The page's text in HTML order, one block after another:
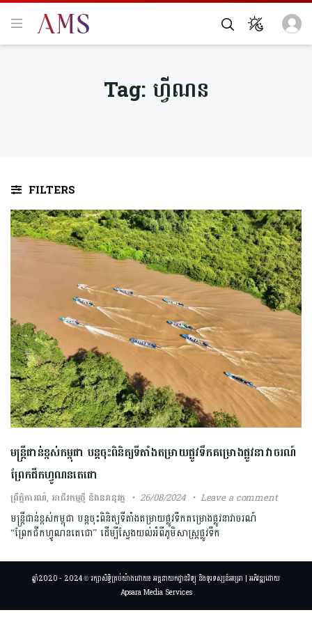
Tag: ហ្វីណន
FILTERS
មន្ត្រីជាន់ខ្ពស់កម្ពុជា បន្តចុះពិនិត្យទីតាំងតម្រាយផ្លូវទឹកគម្រោងផ្លូវនាវាចរណ៍
ព្រែកជីកហ្វូណនតេជោ
ព្រឹត្តិការណ៍, អាជីវកម្មថ្មី និងនវានុវត្ត 26/08/2024 Leave a comment
មន្ត្រីជាន់ខ្ពស់កម្ពុជា បន្តចុះពិនិត្យទីតាំងតម្រាយផ្លូវទឹកគម្រោងផ្លូវនាវាចរណ៍
“ព្រែកជីកហ្វូណនតេជោ” ដើម្បីស្វែងយល់អំពីភូមិសាស្ត្រផ្លូវទឹក
ឆ្នាំ2020 - 2024 © រក្សាសិទ្ធិគ្រប់យ៉ាងដោយ៖ អគ្គនាយកដ្ឋានវិទ្យុ និងទូរទស្សន៍អប្សរា | អភិវឌ្ឍដោយ
Apsara Media Services